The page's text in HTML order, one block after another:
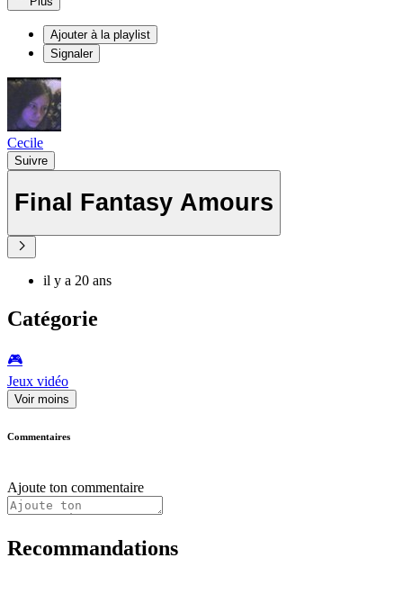
Ajouter à la playlist
Signaler
Cecile
Suivre
Final Fantasy Amours
il y a 20 ans
Catégorie
🎮️
Jeux vidéo
Voir moins
Commentaires
Ajoute ton commentaire
Recommandations